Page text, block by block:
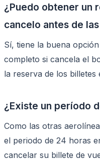
¿Puedo obtener un
cancelo antes de
Sí, tiene la buena
completo si cancela el
la reserva de los billetes
¿Existe un período
Como las otras
el periodo de 24 horas
cancelar su billete de